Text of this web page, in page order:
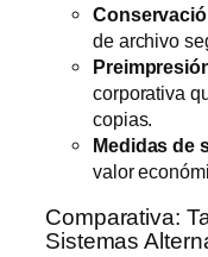
de archivo
corporativa
copias.
Medidas de
valor
Comparativa:
Sistemas